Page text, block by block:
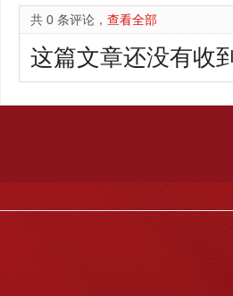
共 0 条评论， 查看全部
这篇文章还没有收